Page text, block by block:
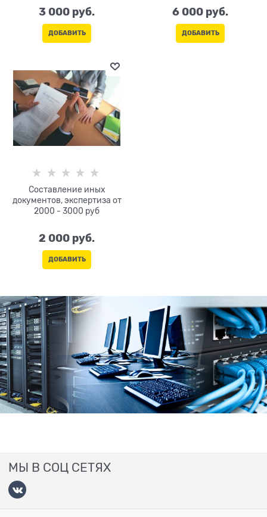
3 000 руб.
ДОБАВИТЬ
руб
6 000 руб.
ДОБАВИТЬ
Составление иных
документов, экспертиза от
2000 - 3000 руб
2 000 руб.
ДОБАВИТЬ
МЫ В СОЦ СЕТЯХ